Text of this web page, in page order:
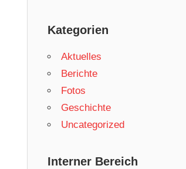
Kategorien
Aktuelles
Berichte
Fotos
Geschichte
Uncategorized
Interner Bereich